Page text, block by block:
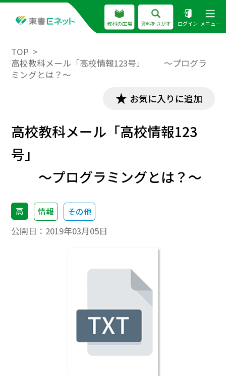
教科の広場 資料をさがす ログイン メニュー
TOP
高校教科メール「高校情報123号」 ～プログラ
ミングとは？～
お気に入りに追加
高校教科メール「高校情報123
号」
～プログラミングとは？～
高 情報 その他
公開日： 2019年03月05日